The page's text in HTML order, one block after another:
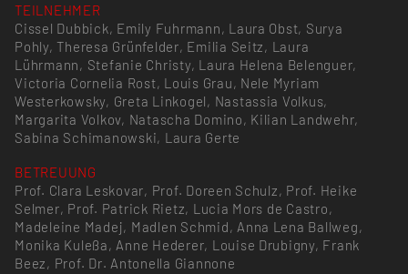
TEILNEHMER
Cissel Dubbick, Emily Fuhrmann, Laura Obst, Surya
Pohly, Theresa Grünfelder, Emilia Seitz, Laura
Lührmann, Stefanie Christy, Laura Helena Belenguer,
Victoria Cornelia Rost, Louis Grau, Nele Myriam
Westerkowsky, Greta Linkogel, Nastassia Volkus,
Margarita Volkov, Natascha Domino, Kilian Landwehr,
Sabina Schimanowski, Laura Gerte
BETREUUNG
Prof. Clara Leskovar, Prof. Doreen Schulz, Prof. Heike
Selmer, Prof. Patrick Rietz, Lucia Mors de Castro,
Madeleine Madej, Madlen Schmid, Anna Lena Ballweg,
Monika Kuleßa, Anne Hederer, Louise Drubigny, Frank
Beez, Prof. Dr. Antonella Giannone